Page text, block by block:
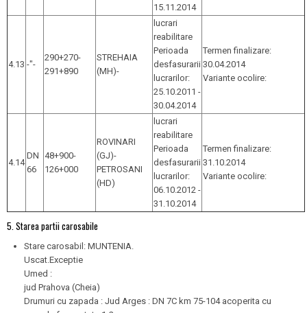
15.11.2014
4.13 -"-
290+270-
291+890
STREHAIA
(MH)-
lucrari
reabilitare
Perioada
desfasurarii
lucrarilor:
25.10.2011 -
30.04.2014
Termen finalizare:
30.04.2014
Variante ocolire:
4.14
DN
66
48+900-
126+000
ROVINARI
(GJ)-
PETROSANI
(HD)
lucrari
reabilitare
Perioada
desfasurarii
lucrarilor:
06.10.2012 -
31.10.2014
Termen finalizare:
31.10.2014
Variante ocolire:
5. Starea partii carosabile
Stare carosabil: MUNTENIA.
Uscat.Exceptie
Umed :
jud Prahova (Cheia)
Drumuri cu zapada : Jud Arges : DN 7C km 75-104 acoperita cu